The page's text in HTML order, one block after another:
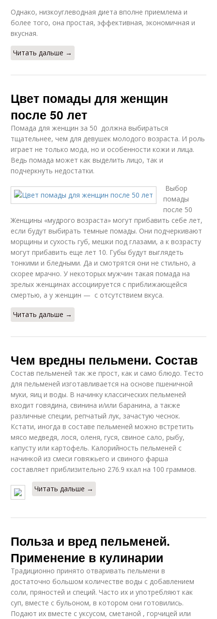
Однако, низкоуглеводная диета вполне приемлема и
более того, она простая, эффективная, экономичная и
вкусная.
Читать дальше →
Цвет помады для женщин
после 50 лет
Помада для женщин за 50 должна выбираться
тщательнее, чем для девушек молодого возраста. И роль
играет не только мода, но и особенности кожи и лица.
Ведь помада может как выделить лицо, так и
подчеркнуть недостатки.
Выбор
помады
после 50
Женщины «мудрого возраста» могут прибавить себе лет,
если будут выбирать темные помады. Они подчеркивают
морщины и сухость губ, мешки под глазами, а к возрасту
могут прибавить еще лет 10. Губы будут выглядеть
тонкими и бледными. Да и смотрятся они не стильно, а
скорее мрачно. У некоторых мужчин такая помада на
зрелых женщинах ассоциируется с приближающейся
смертью, а у женщин — с отсутствием вкуса.
Читать дальше →
Чем вредны пельмени. Состав
Состав пельменей так же прост, как и само блюдо. Тесто
для пельменей изготавливается на основе пшеничной
муки, яиц и воды. В начинку классических пельменей
входит говядина, свинина и/или баранина, а также
различные специи, репчатый лук, зачастую чеснок.
Кстати, иногда в составе пельменей можно встретить
мясо медведя, лося, оленя, гуся, свиное сало, рыбу,
капусту или картофель. Калорийность пельменей с
начинкой из смеси говяжьего и свиного фарша
составляет приблизительно 276.9 ккал на 100 граммов.
Читать дальше →
Польза и вред пельменей.
Применение в кулинарии
Традиционно принято отваривать пельмени в
достаточно большом количестве воды с добавлением
соли, пряностей и специй. Часто их и употребляют как
суп, вместе с бульоном, в котором они готовились.
Подают их вместе с уксусом, сметаной , горчицей или